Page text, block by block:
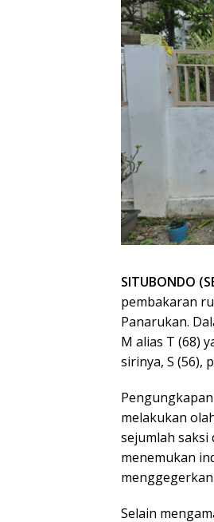
SITUBONDO
pembakaran
Panarukan.
M alias T (68)
sirinya, S (56),
melakukan
sejumlah
menemukan
Selain